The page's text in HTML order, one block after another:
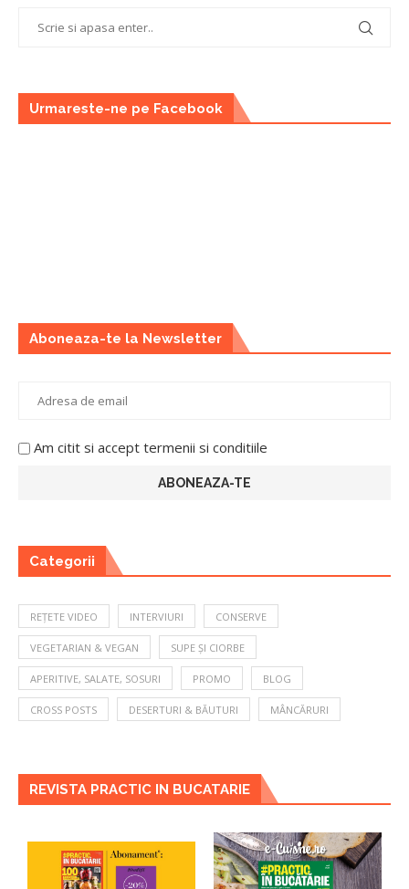
Urmareste-ne pe Facebook
Aboneaza-te la Newsletter
Am citit si accept termenii si conditiile
Categorii
REȚETE VIDEO INTERVIURI CONSERVE
VEGETARIAN & VEGAN SUPE ȘI CIORBE
APERITIVE, SALATE, SOSURI PROMO BLOG
CROSS POSTS DESERTURI & BĂUTURI MÂNCĂRURI
REVISTA PRACTIC IN BUCATARIE